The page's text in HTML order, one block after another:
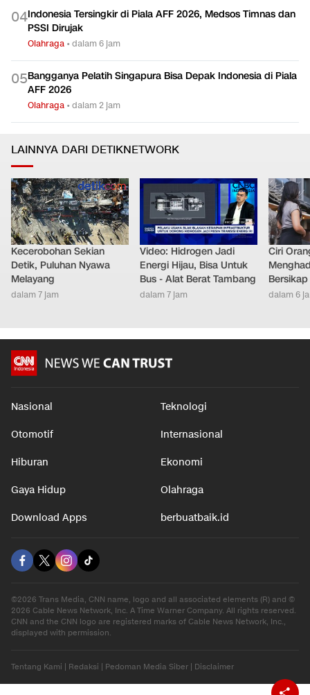
04Indonesia Tersingkir di Piala AFF 2026, Medsos Timnas dan
PSSI Dirujak
Olahraga •dalam 6 jam
05Bangganya Pelatih Singapura Bisa Depak Indonesia di Piala
AFF 2026
Olahraga •dalam 2 jam
LAINNYA DARI DETIKNETWORK
Kecerobohan Sekian
Detik, Puluhan Nyawa
Melayang
dalam 7 jam
Video: Hidrogen Jadi
Energi Hijau, Bisa Untuk
Bus - Alat Berat Tambang
dalam 7 jam
Ciri
dalam 6
Nasional Teknologi
Otomotif Internasional
Hiburan Ekonomi
Gaya Hidup Olahraga
Download Apps berbuatbaik.id
©2026 Trans Media, CNN name, logo and all associated elements (R) and ©
2026 Cable News Network, Inc. A Time Warner Company. All rights reserved.
CNN and the CNN logo are registered marks of Cable News Network, Inc.,
displayed with permission.
Tentang Kami | Redaksi | Pedoman Media Siber | Disclaimer